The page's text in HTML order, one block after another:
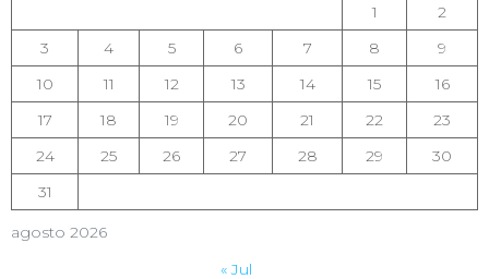
agosto 2026
1
2
3
4 5 6 7 8
9
10
11 12 13 14 15
16
17
18 19 20 21 22
23
24
25 26 27 28 29
30
31
« Jul